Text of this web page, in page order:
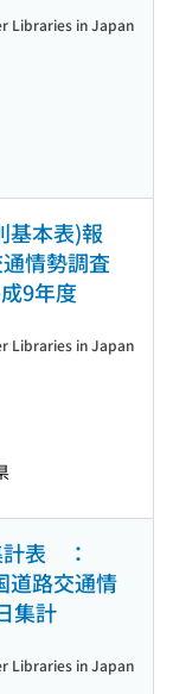
Libraries in Japan
基本表)報
情勢調査
9年度
Libraries in Japan
計表 ：
道路交通情
集計
Libraries in Japan